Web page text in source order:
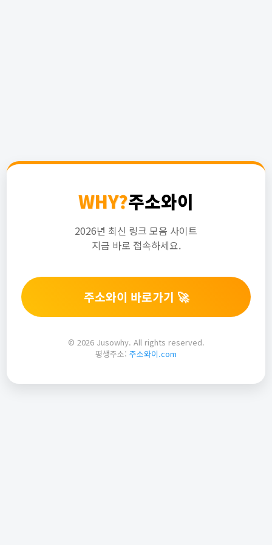
WHY?주소와이
2026년 최신 링크 모음 사이트
지금 바로 접속하세요.
주소와이 바로가기 🚀
© 2026 Jusowhy. All rights reserved.
평생주소: 주소와이.com